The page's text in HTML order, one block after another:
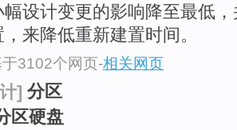
幅设计变更的影响降至最低
，来降低重新建置时间。
于3102个网页-相关网页
] 分区
区硬盘